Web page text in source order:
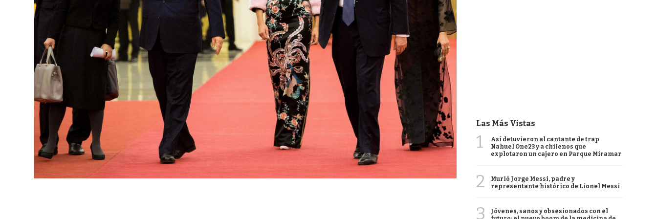
Las Más Vistas
1
Así detuvieron al cantante de trap
Nahuel One23 y a chilenos que
explotaron un cajero en Parque Miramar
2
Murió Jorge Messi, padre y
representante histórico de Lionel Messi
3
Jóvenes, sanos y obsesionados con el